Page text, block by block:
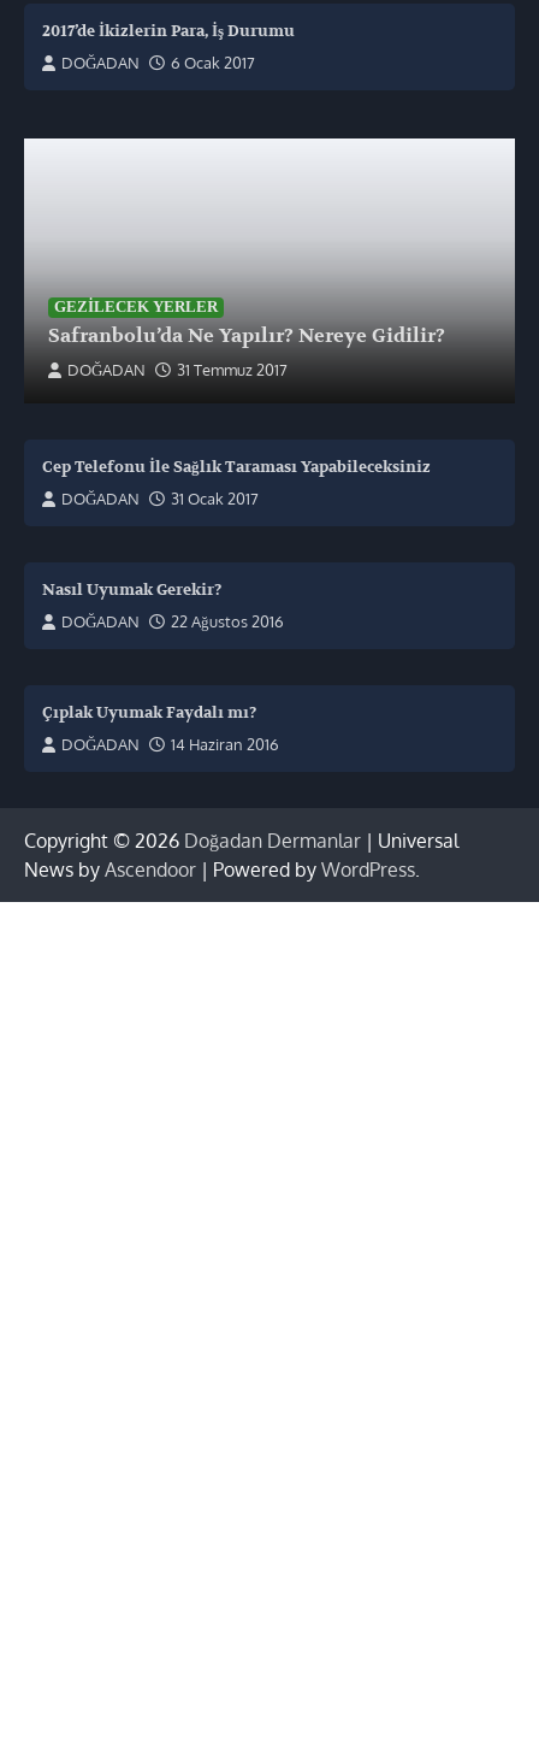
2017’de İkizlerin Para, İş Durumu
DOĞADAN
6 Ocak 2017
GEZILECEK YERLER
Safranbolu’da Ne Yapılır? Nereye Gidilir?
DOĞADAN 31 Temmuz 2017
Cep Telefonu İle Sağlık Taraması Yapabileceksiniz
DOĞADAN
31 Ocak 2017
Nasıl Uyumak Gerekir?
DOĞADAN
22 Ağustos 2016
Çıplak Uyumak Faydalı mı?
DOĞADAN
14 Haziran 2016
Copyright © 2026 Doğadan Dermanlar | Universal
News by Ascendoor | Powered by WordPress